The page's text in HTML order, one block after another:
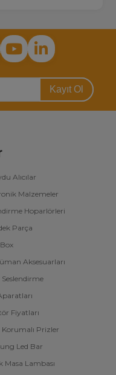
Kayıt Ol
Alıcılar
Malzemeler
Hoparlörleri
Parça
Aksesuarları
Fiyatları
Korumalı Prizler
Led Bar
Masa Lambası